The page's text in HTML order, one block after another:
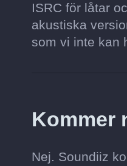
ISRC för låtar
akustiska
som vi inte kan
Kommer
Nej. Soundiiz